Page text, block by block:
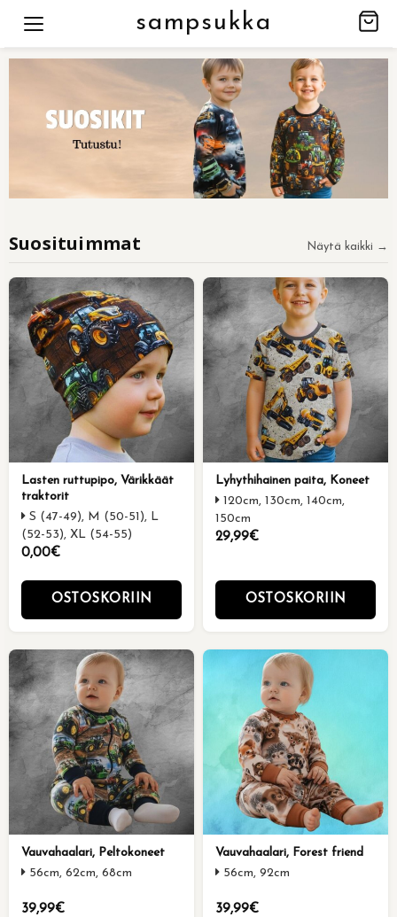
sampsukka
Suosituimmat Näytä kaikki →
Lasten ruttupipo, Värikkäät
traktorit
S (47-49), M (50-51), L
(52-53), XL (54-55)
0,00€
OSTOSKORIIN
Lyhythihainen paita, Koneet
120cm, 130cm, 140cm,
150cm
29,99€
OSTOSKORIIN
Vauvahaalari, Peltokoneet
56cm, 62cm, 68cm
39,99€
Vauvahaalari, Forest friend
56cm, 92cm
39,99€